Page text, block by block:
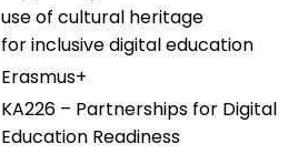
use of cultural heritage
for inclusive digital education
Erasmus+
KA226 – Partnerships for Digital
Education Readiness